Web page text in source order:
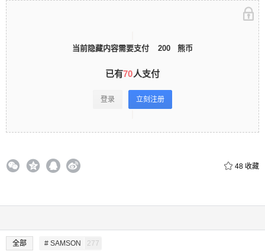
当前隐藏内容需要支付 200 熊币
已有70人支付
登录 立刻注册
48 收藏
全部 # SAMSON 277
扫描二维码继续阅读